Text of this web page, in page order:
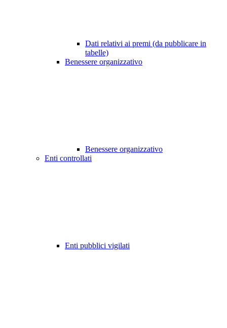
Dati relativi ai premi (da pubblicare in
tabelle)
Benessere organizzativo
Benessere organizzativo
Enti controllati
Enti pubblici vigilati